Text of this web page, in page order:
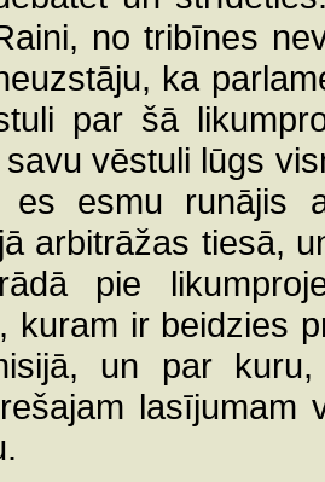
no tribīnes
ka
par šā
vēstuli lūgs
es esmu runājis
arbitrāžas tiesā,
pie
kuram ir beidzies
un par